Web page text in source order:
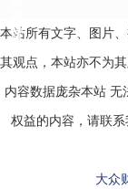
智
本站所有文字、图片
其观点，本站亦不为
内容数据庞杂本站 无
权益的内容，请联系
大众